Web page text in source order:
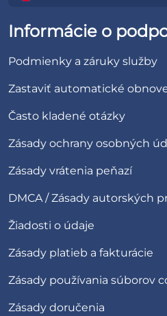
Informácie o
Podmienky a záruky služby
Zastaviť automatické
Často kladené otázky
Zásady ochrany osobných
Zásady vrátenia peňazí
DMCA / Zásady autorských
Žiadosti o údaje
Zásady platieb a fakturácie
Zásady používania súborov
Zásady doručenia